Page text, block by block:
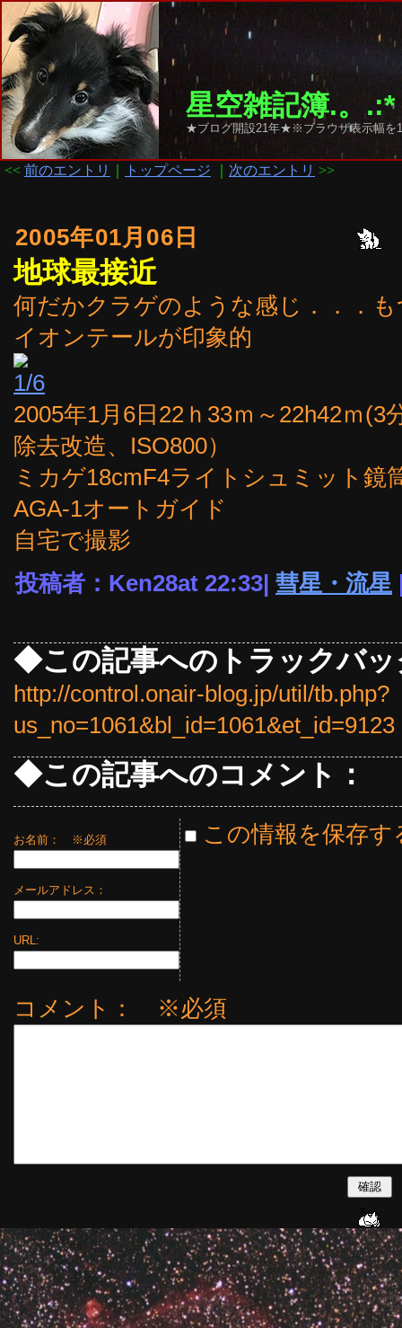
星空雑記簿.。
★ブログ開設21年★※ブラウザ表示幅を
<< 前のエントリ トップページ 次のエントリ >>
2005年01月06日
地球最接近
何だかクラゲのような感じ．．．
イオンテールが印象的
2005年1月6日22ｈ33ｍ～22h42ｍ
除去改造、ISO800）
ミカゲ18cmF4ライトシュミット鏡
AGA-1オートガイド
自宅で撮影
投稿者：Ken28at 22:33| 彗星・流星
◆この記事へのトラックバッ
http://control.onair-blog.jp/util/tb.php?
us_no=1061&bl_id=1061&et_id=9123
◆この記事へのコメント：
お名前： ※必須
メールアドレス：
URL:
この情報を保存す
コメント： ※必須